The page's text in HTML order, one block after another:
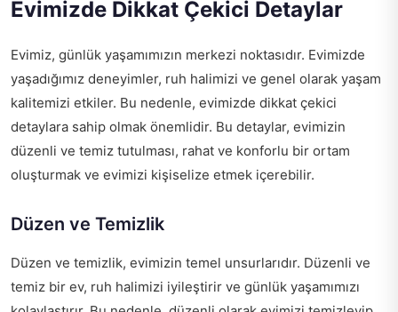
Evimizde Dikkat Çekici Detaylar
Evimiz, günlük yaşamımızın merkezi noktasıdır. Evimizde
yaşadığımız deneyimler, ruh halimizi ve genel olarak yaşam
kalitemizi etkiler. Bu nedenle, evimizde dikkat çekici
detaylara sahip olmak önemlidir. Bu detaylar, evimizin
düzenli ve temiz tutulması, rahat ve konforlu bir ortam
oluşturmak ve evimizi kişiselize etmek içerebilir.
Düzen ve Temizlik
Düzen ve temizlik, evimizin temel unsurlarıdır. Düzenli ve
temiz bir ev, ruh halimizi iyileştirir ve günlük yaşamımızı